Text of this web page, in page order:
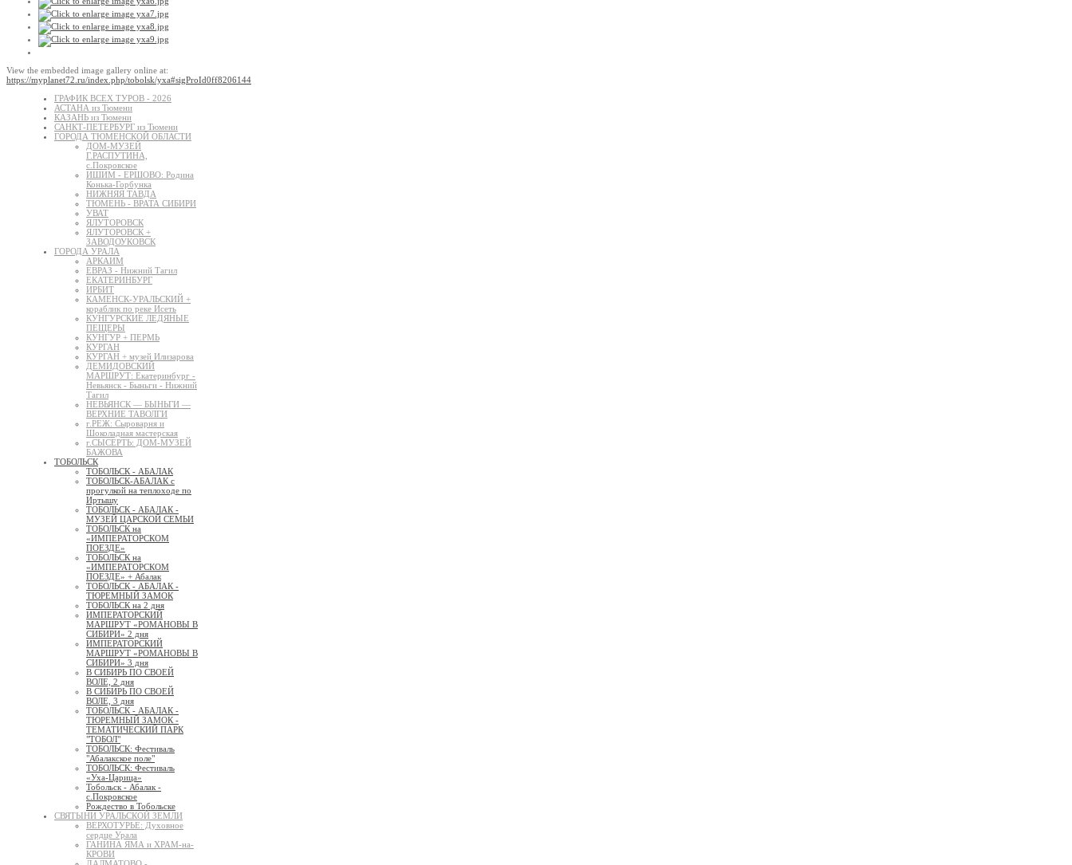
View the embedded image gallery online at:
https://myplanet72.ru/index.php/tobolsk/yxa#sigProId0ff8206144
ГРАФИК ВСЕХ ТУРОВ - 2026
АСТАНА из Тюмени
КАЗАНЬ из Тюмени
САНКТ-ПЕТЕРБУРГ из Тюмени
ГОРОДА ТЮМЕНСКОЙ ОБЛАСТИ
ДОМ-МУЗЕЙ
Г.РАСПУТИНА,
с.Покровское
ИШИМ - ЕРШОВО: Родина
Конька-Горбунка
НИЖНЯЯ ТАВДА
ТЮМЕНЬ - ВРАТА СИБИРИ
УВАТ
ЯЛУТОРОВСК
ЯЛУТОРОВСК +
ЗАВОДОУКОВСК
ГОРОДА УРАЛА
АРКАИМ
ЕВРАЗ - Нижний Тагил
ЕКАТЕРИНБУРГ
ИРБИТ
КАМЕНСК-УРАЛЬСКИЙ +
кораблик по реке Исеть
КУНГУРСКИЕ ЛЕДЯНЫЕ
ПЕЩЕРЫ
КУНГУР + ПЕРМЬ
КУРГАН
КУРГАН + музей Илизарова
ДЕМИДОВСКИЙ
МАРШРУТ: Екатеринбург -
Невьянск - Быньги - Нижний
Тагил
НЕВЬЯНСК — БЫНЬГИ —
ВЕРХНИЕ ТАВОЛГИ
г.РЕЖ: Сыроварня и
Шоколадная мастерская
г.СЫСЕРТЬ: ДОМ-МУЗЕЙ
БАЖОВА
ТОБОЛЬСК
ТОБОЛЬСК - АБАЛАК
ТОБОЛЬСК-АБАЛАК с
прогулкой на теплоходе по
Иртышу
ТОБОЛЬСК - АБАЛАК -
МУЗЕЙ ЦАРСКОЙ СЕМЬИ
ТОБОЛЬСК на
«ИМПЕРАТОРСКОМ
ПОЕЗДЕ»
ТОБОЛЬСК на
«ИМПЕРАТОРСКОМ
ПОЕЗДЕ» + Абалак
ТОБОЛЬСК - АБАЛАК -
ТЮРЕМНЫЙ ЗАМОК
ТОБОЛЬСК на 2 дня
ИМПЕРАТОРСКИЙ
МАРШРУТ «РОМАНОВЫ В
СИБИРИ» 2 дня
ИМПЕРАТОРСКИЙ
МАРШРУТ «РОМАНОВЫ В
СИБИРИ» 3 дня
В СИБИРЬ ПО СВОЕЙ
ВОЛЕ, 2 дня
В СИБИРЬ ПО СВОЕЙ
ВОЛЕ, 3 дня
ТОБОЛЬСК - АБАЛАК -
ТЮРЕМНЫЙ ЗАМОК -
ТЕМАТИЧЕСКИЙ ПАРК
"ТОБОЛ"
ТОБОЛЬСК: Фестиваль
"Абалакское поле"
ТОБОЛЬСК: Фестиваль
«Уха-Царица»
Тобольск - Абалак -
с.Покровское
Рождество в Тобольске
СВЯТЫНИ УРАЛЬСКОЙ ЗЕМЛИ
ВЕРХОТУРЬЕ: Духовное
сердце Урала
ГАНИНА ЯМА и ХРАМ-на-
КРОВИ